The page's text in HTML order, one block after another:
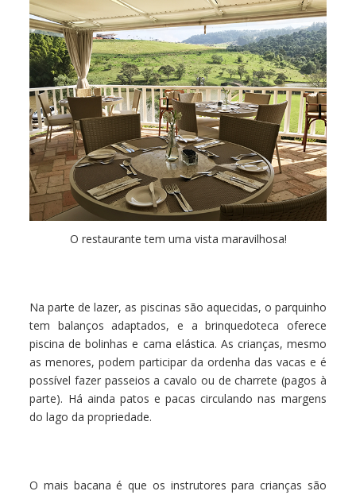
O restaurante tem uma vista maravilhosa!
Na parte de lazer, as piscinas são aquecidas, o parquinho
tem balanços adaptados, e a brinquedoteca oferece
piscina de bolinhas e cama elástica. As crianças, mesmo
as menores, podem participar da ordenha das vacas e é
possível fazer passeios a cavalo ou de charrete (pagos à
parte). Há ainda patos e pacas circulando nas margens
do lago da propriedade.
O mais bacana é que os instrutores para crianças são